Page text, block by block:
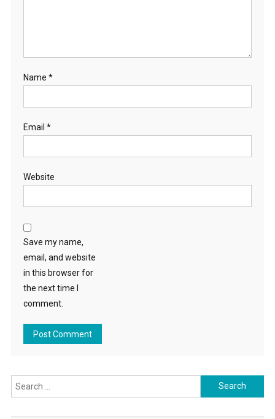
Name *
Email *
Website
Save my name,
email, and website
in this browser for
the next time I
comment.
Search for: